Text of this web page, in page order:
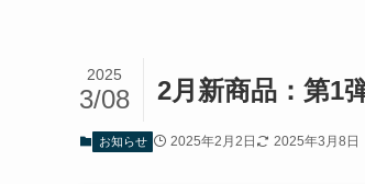
2月新商品：第1
2025
3/08
お知らせ 2025年2月2日 2025年3月8日